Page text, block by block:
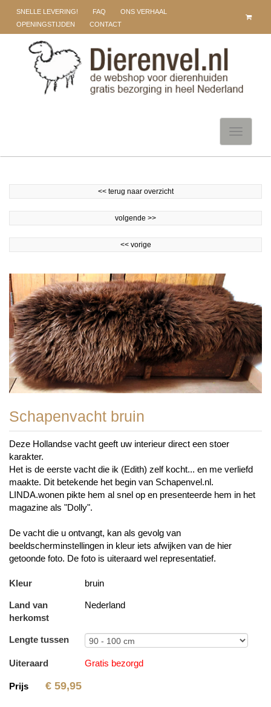
SNELLE LEVERING! FAQ
ONS VERHAAL
OPENINGSTIJDEN
CONTACT
Toggle
<< terug naar overzicht
volgende >>
<< vorige
Schapenvacht bruin
Deze Hollandse vacht geeft uw interieur direct een stoer
karakter.
Het is de eerste vacht die ik (Edith) zelf kocht... en me verliefd
maakte. Dit betekende het begin van Schapenvel.nl.
LINDA.wonen pikte hem al snel op en presenteerde hem in het
magazine als "Dolly".
De vacht die u ontvangt, kan als gevolg van
beeldscherminstellingen in kleur iets afwijken van de hier
getoonde foto. De foto is uiteraard wel representatief.
Kleur bruin
Land van
herkomst
Nederland
Lengte tussen
Uiteraard Gratis bezorgd
Prijs € 59,95